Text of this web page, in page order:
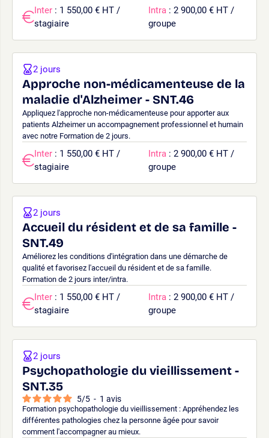
Inter : 1 550,00 € HT /
stagiaire
Intra : 2 900,00 € HT /
groupe
Approche non-médicamenteuse de la
maladie d'Alzheimer - SNT.46
Appliquez l'approche non-médicamenteuse pour apporter aux
patients Alzheimer un accompagnement professionnel et humain
avec notre Formation de 2 jours.
2 jours
Inter : 1 550,00 € HT /
stagiaire
Intra : 2 900,00 € HT /
groupe
Accueil du résident et de sa famille -
SNT.49
Améliorez les conditions d'intégration dans une démarche de
qualité et favorisez l'accueil du résident et de sa famille.
Formation de 2 jours inter/intra.
2 jours
Inter : 1 550,00 € HT /
stagiaire
Intra : 2 900,00 € HT /
groupe
Psychopathologie du vieillissement -
SNT.35
5/5 - 1 avis
Formation psychopathologie du vieillissement : Appréhendez les
différentes pathologies chez la personne âgée pour savoir
comment l'accompagner au mieux.
2 jours